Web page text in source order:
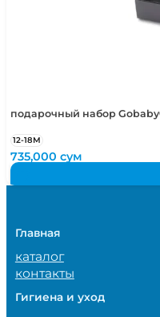
подарочный набор
12-18М
735,000сум
Главная
каталог
контакты
Гигиена и уход